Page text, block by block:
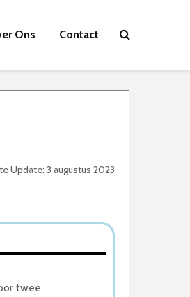
Ons Contact
Update: 3 augustus 2023
twee